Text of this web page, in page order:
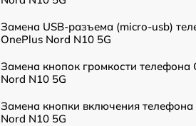
Замена USB-разъема (micro-usb)
OnePlus Nord N10 5G
Замена кнопок громкости телефона
Nord N10 5G
Замена кнопки включения телефона
Nord N10 5G